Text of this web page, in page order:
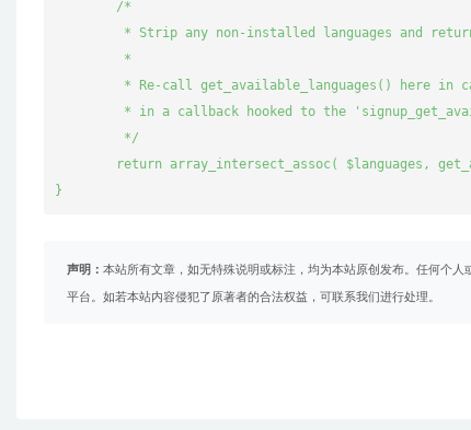
}
声明： 本站所有文章，如无特殊说明或标注，均为本站原创发布。任何个
平台。如若本站内容侵犯了原著者的合法权益，可联系我们进行处理。